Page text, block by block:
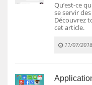
Qu’est-ce
se servir
Découvrez
cet article.
11/07/2018